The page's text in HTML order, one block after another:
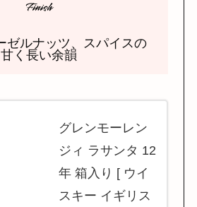
ゼルナッツ、スパイスの
甘く長い余韻
グレンモーレン
ジィ ラサンタ 12
年 箱入り [ ウイ
スキー イギリス